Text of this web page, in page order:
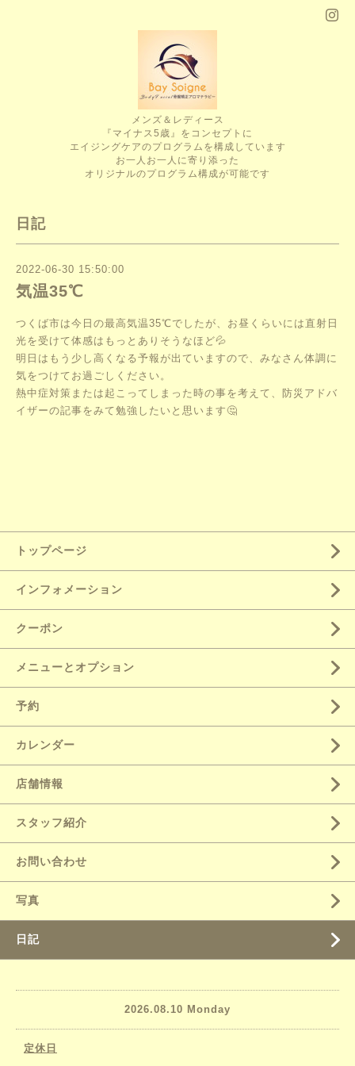
メンズ＆レディース
『マイナス5歳』をコンセプトに
エイジングケアのプログラムを構成しています
お一人お一人に寄り添った
オリジナルのプログラム構成が可能です
日記
2022-06-30 15:50:00
気温35℃
つくば市は今日の最高気温35℃でしたが、お昼くらいには直射日
光を受けて体感はもっとありそうなほど💦
明日はもう少し高くなる予報が出ていますので、みなさん体調に
気をつけてお過ごしください。
熱中症対策または起こってしまった時の事を考えて、防災アドバ
イザーの記事をみて勉強したいと思います🤔
トップページ
インフォメーション
クーポン
メニューとオプション
予約
カレンダー
店舗情報
スタッフ紹介
お問い合わせ
写真
日記
2026.08.10 Monday
定休日